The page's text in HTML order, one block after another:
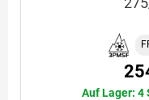
Auf Lager: 4